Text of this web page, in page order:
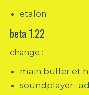
etalon
beta 1.22
change :
main buffer et
soundplayer :